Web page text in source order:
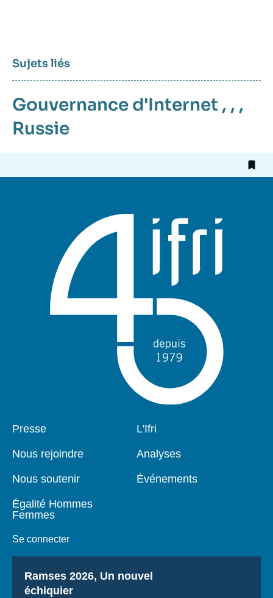
Sujets liés
Gouvernance d'Internet , , ,
Russie
Pied
Presse
Nous rejoindre
Nous soutenir
Égalité Hommes
Femmes
Se connecter
Navigation
L'Ifri
Analyses
Événements
Titre
Ramses 2026, Un nouvel
échiquier